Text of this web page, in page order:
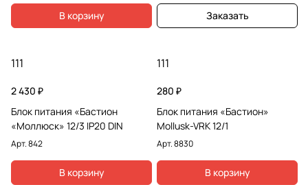
В корзину Заказать
111
2 430 ₽
Блок питания «Бастион
«Моллюск» 12/3 IP20 DIN
Арт.842
В корзину
111
280 ₽
Блок питания «Бастион»
Mollusk-VRK 12/1
Арт.8830
В корзину